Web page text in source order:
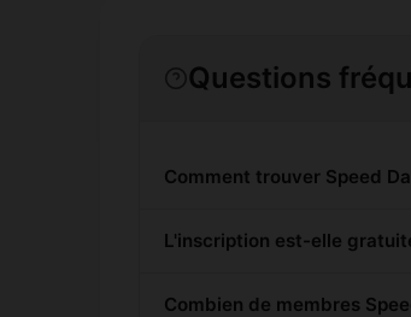
Questions
Comment trouver Speed
L'inscription est-elle
Combien de membres